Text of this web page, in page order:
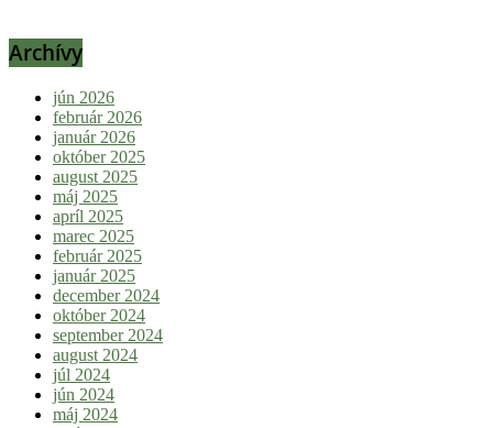
Archívy
jún 2026
február 2026
január 2026
október 2025
august 2025
máj 2025
apríl 2025
marec 2025
február 2025
január 2025
december 2024
október 2024
september 2024
august 2024
júl 2024
jún 2024
máj 2024